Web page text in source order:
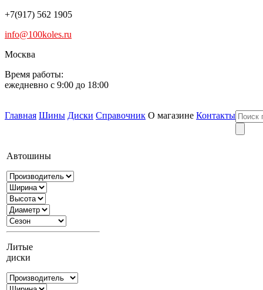
+7(917) 562 1905
info@100koles.ru
Москва
Время работы:
ежедневно с 9:00 до 18:00
Главная Шины Диски Справочник О магазине Контакты
Автошины
Литые
диски